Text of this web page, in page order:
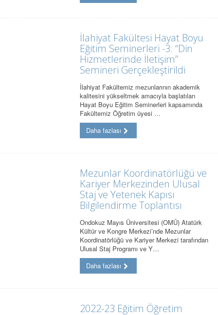
İlahiyat Fakültesi Hayat Boyu
Eğitim Seminerleri -3: “Din
Hizmetlerinde İletişim”
Semineri Gerçekleştirildi
İlahiyat Fakültemiz mezunlarının akademik
kalitesini yükseltmek amacıyla başlatılan
Hayat Boyu Eğitim Seminerleri kapsamında
Fakültemiz Öğretim üyesi …
Daha fazlası
Mezunlar Koordinatörlüğü ve
Kariyer Merkezinden Ulusal
Staj ve Yetenek Kapısı
Bilgilendirme Toplantısı
Ondokuz Mayıs Üniversitesi (OMÜ) Atatürk
Kültür ve Kongre Merkezi’nde Mezunlar
Koordinatörlüğü ve Kariyer Merkezi tarafından
Ulusal Staj Programı ve Y…
Daha fazlası
2022-23 Eğitim Öğretim